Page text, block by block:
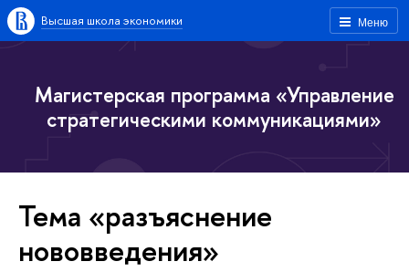
Меню
Высшая школа экономики
Магистерская программа «Управление
стратегическими коммуникациями»
Тема «разъяснение
нововведения»